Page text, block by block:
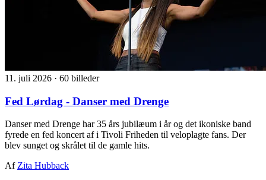
11. juli 2026 · 60 billeder
Fed Lørdag - Danser med Drenge
Danser med Drenge har 35 års jubilæum i år og det ikoniske band
fyrede en fed koncert af i Tivoli Friheden til veloplagte fans. Der
blev sunget og skrålet til de gamle hits.
Af Zita Hubback